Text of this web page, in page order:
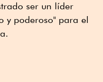
ser un líder
y poderoso" para el